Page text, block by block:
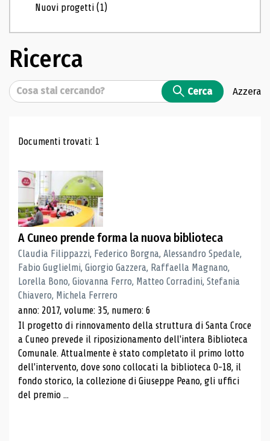
Nuovi progetti(1)
Ricerca
Cerca Cerca Azzera
Risultati di ricerca
Documenti trovati: 1
A Cuneo prende forma la nuova biblioteca
Claudia Filippazzi, Federico Borgna, Alessandro Spedale,
Fabio Guglielmi, Giorgio Gazzera, Raffaella Magnano,
Lorella Bono, Giovanna Ferro, Matteo Corradini, Stefania
Chiavero, Michela Ferrero
anno: 2017, volume: 35, numero: 6
Il progetto di rinnovamento della struttura di Santa Croce
a Cuneo prevede il riposizionamento dell'intera Biblioteca
Comunale. Attualmente è stato completato il primo lotto
dell'intervento, dove sono collocati la biblioteca 0-18, il
fondo storico, la collezione di Giuseppe Peano, gli uffici
del premio ...